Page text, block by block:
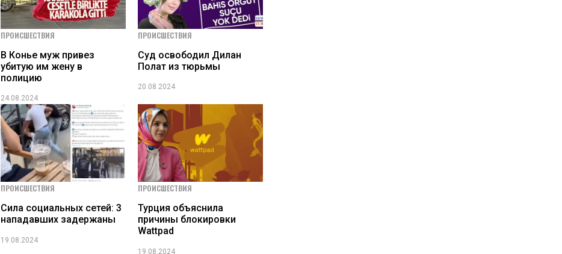
ПРОИСШЕСТВИЯ
В Конье муж привез
убитую им жену в
полицию
24.08.2024
ПРОИСШЕСТВИЯ
Суд освободил Дилан
Полат из тюрьмы
20.08.2024
ПРОИСШЕСТВИЯ
Сила социальных сетей: 3
нападавших задержаны
19.08.2024
ПРОИСШЕСТВИЯ
Турция объяснила
причины блокировки
Wattpad
19.08.2024